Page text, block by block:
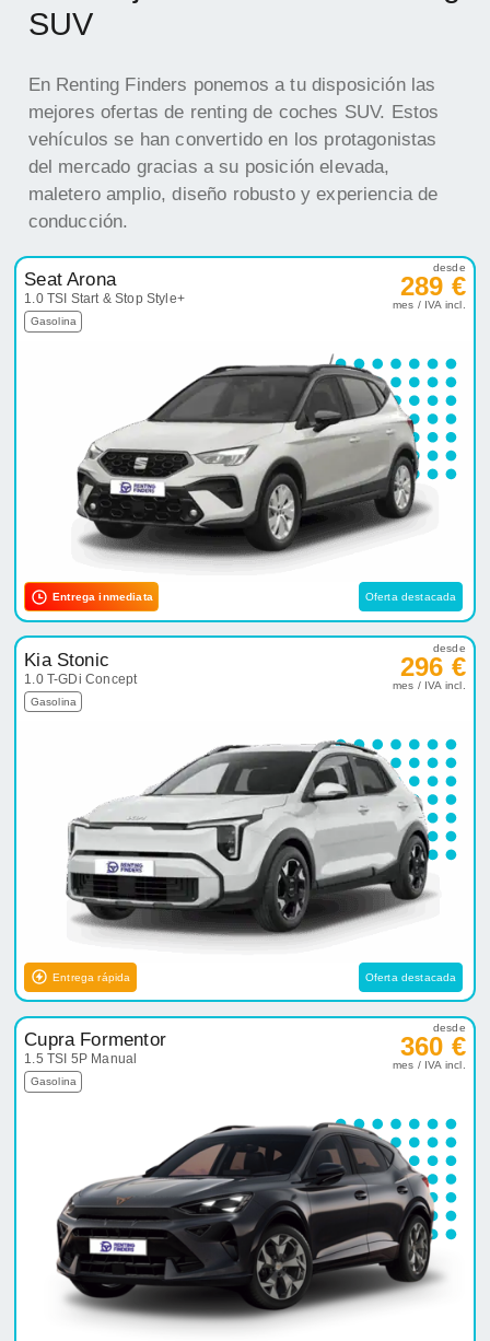
SUV
En Renting Finders ponemos a tu disposición las
mejores ofertas de renting de coches SUV. Estos
vehículos se han convertido en los protagonistas
del mercado gracias a su posición elevada,
maletero amplio, diseño robusto y experiencia de
conducción.
Seat Arona
1.0 TSI Start & Stop Style+
Gasolina
desde
289 €
mes / IVA incl.
Entrega inmediata Oferta destacada
Kia Stonic
1.0 T-GDi Concept
Gasolina
desde
296 €
mes / IVA incl.
Entrega rápida Oferta destacada
Cupra Formentor
1.5 TSI 5P Manual
Gasolina
desde
360 €
mes / IVA incl.